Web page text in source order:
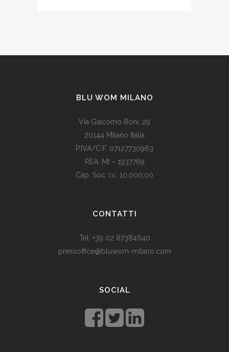
BLU WOM MILANO
Via Giacomo Boni, 29
20144 Milano Italia
P.IVA/C.F. 07127730963
REA: MI – 1937769
Cap. Soc. i.v.: 10.000,00
med dagens valutadevaluering må mange av oss ty til billige
stedet for dyre designerklokker.
CONTATTI
Tel. +39 02 87384640
pressoffice@bluwom-milano.com
Rolex replicasono un’ottima opzione che
SOCIAL